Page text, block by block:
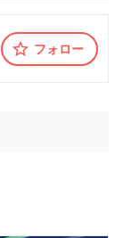
フォロー